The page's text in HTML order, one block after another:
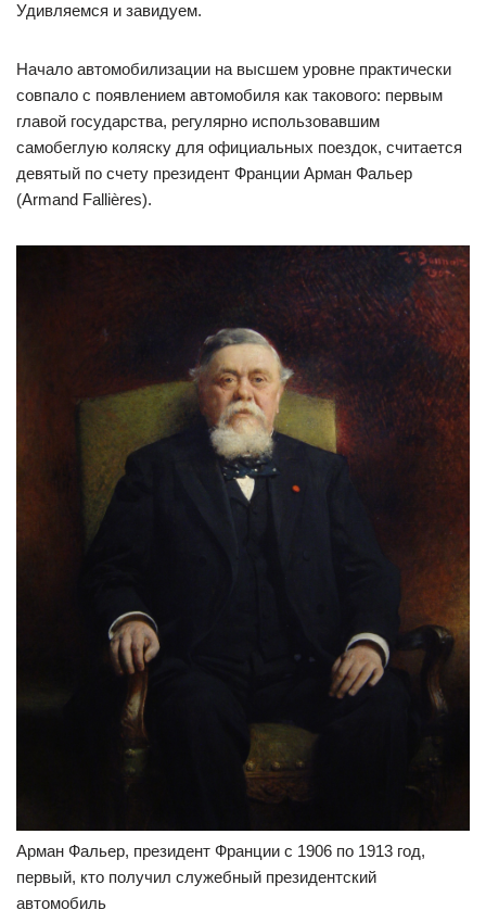
Удивляемся и завидуем.
Начало автомобилизации на высшем уровне практически
совпало с появлением автомобиля как такового: первым
главой государства, регулярно использовавшим
самобеглую коляску для официальных поездок, считается
девятый по счету президент Франции Арман Фальер
(Armand Fallières).
Арман Фальер, президент Франции с 1906 по 1913 год,
первый, кто получил служебный президентский
автомобиль